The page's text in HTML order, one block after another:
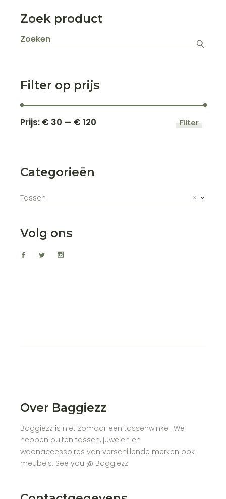
Zoek product
Zoeken
naar:
Filter op prijs
Filter
Prijs: € 30 — € 120
Categorieën
×
Tassen
Volg ons
Over Baggiezz
Baggiezz is niet zomaar een tassenwinkel. We
hebben buiten tassen, juwelen en
woonaccessoires van verschillende merken ook
meubels. See you @ Baggiezz!